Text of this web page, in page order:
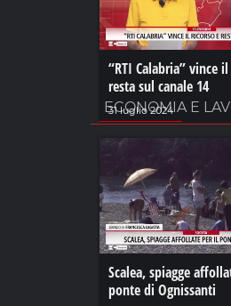
“RTI Calabria” vince
resta sul canale 14
31 luglio 2024
ECONOMIA E
Scalea, spiagge
ponte di Ognissanti